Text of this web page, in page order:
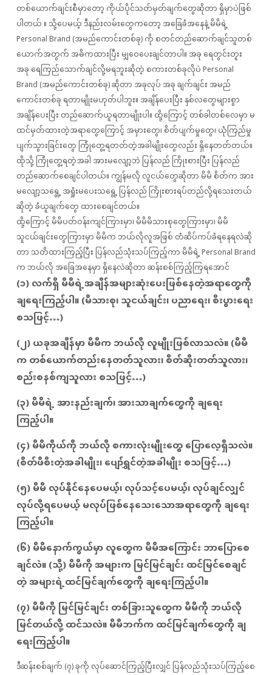
တစ်ယောက်ချင်းစီမှာတော့ ကိုယ်ပိုင်သတ်မှတ်ချက်တွေဆိုတာ ရှိမှာပဲဖြစ်
ပါတယ် ။ သို့ပေမယ့် ဒီနည်းလမ်းတွေကတော့ အခြေခံအနေနဲ့ မိမိရဲ့
Personal Brand (အမည်ကောင်းတစ်ခု) ကို စတင်တည်ဆောက်ချင်သူတစ်
ယောက်အတွက် အဓိကထားပြီး မျှဝေပေးချင်တာပါ။ အခု ရေတွင်းတူး
အခု ရေကြည်သောက်ချင်လို့မရဘူးဆိုတဲ့ စကားတစ်ခုလိုပဲ Personal
Brand (အမည်ကောင်းတစ်ခု) ဆိုတာ အခုလုပ် အခု ချက်ချင်း အမည်
ကောင်းတစ်ခု ရတာမျိုးမဟုတ်ပါဘူး။ အချိန်ပေးပြီး နှစ်လတွေများစွာ
အချိန်ပေးပြီး တည်ဆောက်ယူရတာမျိုးပါ။ ထို့ကြောင့် တစ်ခါတစ်လေမှာ မ
ထင်မှတ်ထားတဲ့အရာတွေကြောင့် အမှားတွေ၊ စိတ်ပျက်မှုတွေ၊ ယုံကြည်မှု
ပျက်သွားခြင်းတွေ ကြုံတွေ့ရတတ်တဲ့အခါမျိုးတွေလည်း ရှိနေတတ်တယ်။
ထိုသို့ ကြုံတွေ့ရတဲ့အခါ အားမလျော့ဘဲ ပြန်လည် ကြိုးစားပြီး ပြန်လည်
တည်ဆောက်စေချင်ပါတယ်။ ကျွန်မလို လူငယ်တွေဆိုတာ မိမိ စိတ်က အား
မလျော့သရွေ့ အရှုံးမပေးသရွေ့ ပြန်လည် ကြိုးစားရပ်တည်လို့ရသေးတယ်
ဆိုတဲ့ ခံယူချက်တွေ ထားစေချင်တယ်။
ထို့ကြောင့် မိမိပတ်ဝန်းကျင်ကြားမှာ၊ မိမိမိသားစုတွေကြားမှာ၊ မိမိ
သူငယ်ချင်းတွေကြားမှာ မိမိက ဘယ်လိုလူအဖြစ် တံဆိပ်ကပ်ခံရနေရလဲဆို
တာ သတိထားကြည့်ပြီး ပြန်လည်သုံးသပ်ကြည့်ကာ မိမိရဲ့ Personal Brand
က ဘယ်လို အခြေအနေမှာ ရှိနေလဲဆိုတာ ဆန်းစစ်ကြည့်ကြရအောင်
(၁) လက်ရှိ မိမိရဲ့အချိန်အများဆုံးပေးဖြစ်နေတဲ့အရာတွေကို
ချရေးကြည့်ပါ။ (မိသားစု၊ သူငယ်ချင်း၊ ပညာရေး၊ စီးပွားရေး
စသဖြင့်…)
(၂) ယခုအချိန်မှာ မိမိက ဘယ်လို လူမျိုးဖြစ်လာသလဲ။ (မိမိ
က တစ်ယောက်တည်းနေတတ်သူလား၊ စိတ်ဆိုးတတ်သူလား၊
စည်းစနစ်ကျသူလား စသဖြင့်…)
(၃) မိမိရဲ့ အားနည်းချက်၊ အားသာချက်တွေကို ချရေး
ကြည့်ပါ။
(၄) မိမိကိုယ်ကို ဘယ်လို စကားလုံးမျိုးတွေ ပြောလေ့ရှိသလဲ။
(စိတ်ဖိစီးတဲ့အခါမျိုး၊ ပျော်ရွှင်တဲ့အခါမျိုး စသဖြင့်…)
(၅) မိမိ လုပ်နိုင်နေပေမယ့်၊ လုပ်သင့်ပေမယ့်၊ လုပ်ချင်လျှင်
လုပ်လို့ရပေမယ့် မလုပ်ဖြစ်နေသေးသောအရာတွေကို ချရေး
ကြည့်ပါ။
(၆) မိမိနောက်ကွယ်မှာ လူတွေက မိမိအကြောင်း ဘာပြောစေ
ချင်လဲ။ (သို့) မိမိကို အများက မြင်မြင်ချင်း ထင်မြင်စေချင်
တဲ့ အများရဲ့ထင်မြင်ချက်တွေကို ချရေးကြည့်ပါ။
(၇) မိမိကို မြင်မြင်ချင်း တစ်ခြားသူတွေက မိမိကို ဘယ်လို
မြင်တယ်လို့ ထင်သလဲ။ မိမိဘက်က ထင်မြင်ချက်တွေကို ချ
ရေးကြည့်ပါ။
ဒီဆန်းစစ်ချက် (၇) ခုကို လုပ်ဆောင်ကြည့်ပြီးလျှင် ပြန်လည်သုံးသပ်ကြည့်စေ